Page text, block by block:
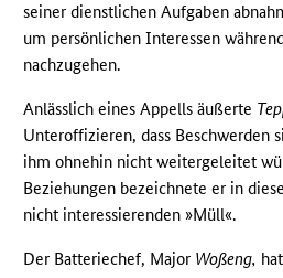
seiner dienstlichen Aufgaben
um persönlichen Interessen
nachzugehen.
Anlässlich eines Appells äußerte
Unteroffizieren, dass Beschwerden
ihm ohnehin nicht weitergeleitet
Beziehungen bezeichnete er in
nicht interessierenden »Müll«.
Der Batteriechef, Major Woßeng,